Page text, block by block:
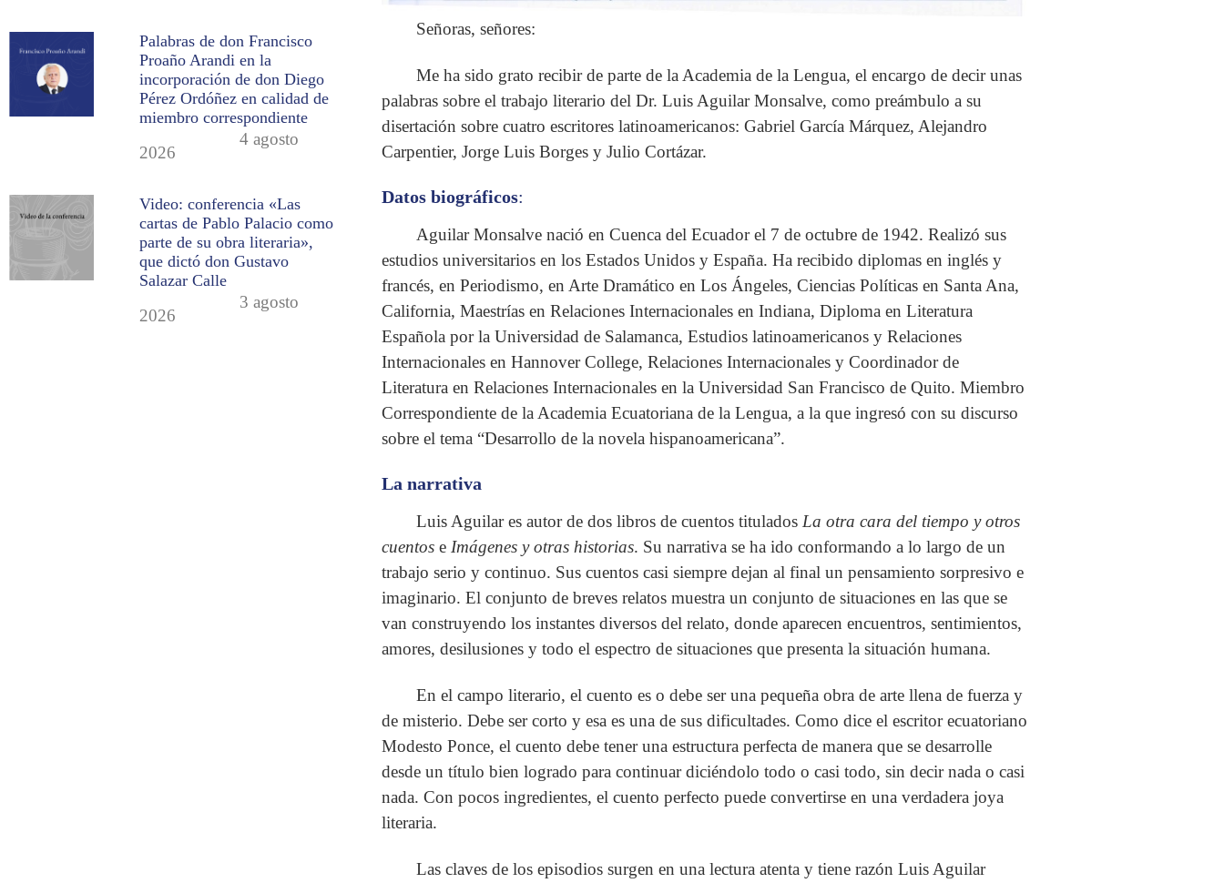
Palabras de don Francisco
Proaño Arandi en la
incorporación de don Diego
Pérez Ordóñez en calidad de
miembro correspondiente
4 agosto
2026
Video: conferencia «Las
cartas de Pablo Palacio como
parte de su obra literaria»,
que dictó don Gustavo
Salazar Calle
3 agosto
2026
Señoras, señores:
Me ha sido grato recibir de parte de la Academia de la Lengua, el encargo de decir unas
palabras sobre el trabajo literario del Dr. Luis Aguilar Monsalve, como preámbulo a su
disertación sobre cuatro escritores latinoamericanos: Gabriel García Márquez, Alejandro
Carpentier, Jorge Luis Borges y Julio Cortázar.
Datos biográficos:
Aguilar Monsalve nació en Cuenca del Ecuador el 7 de octubre de 1942. Realizó sus
estudios universitarios en los Estados Unidos y España. Ha recibido diplomas en inglés y
francés, en Periodismo, en Arte Dramático en Los Ángeles, Ciencias Políticas en Santa Ana,
California, Maestrías en Relaciones Internacionales en Indiana, Diploma en Literatura
Española por la Universidad de Salamanca, Estudios latinoamericanos y Relaciones
Internacionales en Hannover College, Relaciones Internacionales y Coordinador de
Literatura en Relaciones Internacionales en la Universidad San Francisco de Quito. Miembro
Correspondiente de la Academia Ecuatoriana de la Lengua, a la que ingresó con su discurso
sobre el tema “Desarrollo de la novela hispanoamericana”.
La narrativa
Luis Aguilar es autor de dos libros de cuentos titulados La otra cara del tiempo y otros
cuentos e Imágenes y otras historias. Su narrativa se ha ido conformando a lo largo de un
trabajo serio y continuo. Sus cuentos casi siempre dejan al final un pensamiento sorpresivo e
imaginario. El conjunto de breves relatos muestra un conjunto de situaciones en las que se
van construyendo los instantes diversos del relato, donde aparecen encuentros, sentimientos,
amores, desilusiones y todo el espectro de situaciones que presenta la situación humana.
En el campo literario, el cuento es o debe ser una pequeña obra de arte llena de fuerza y
de misterio. Debe ser corto y esa es una de sus dificultades. Como dice el escritor ecuatoriano
Modesto Ponce, el cuento debe tener una estructura perfecta de manera que se desarrolle
desde un título bien logrado para continuar diciéndolo todo o casi todo, sin decir nada o casi
nada. Con pocos ingredientes, el cuento perfecto puede convertirse en una verdadera joya
literaria.
Las claves de los episodios surgen en una lectura atenta y tiene razón Luis Aguilar